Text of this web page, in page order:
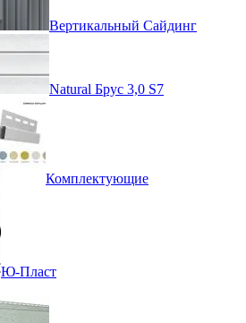
Вертикальный Сайдинг
Natural Брус 3,0 S7
Комплектующие
Ю-Пласт